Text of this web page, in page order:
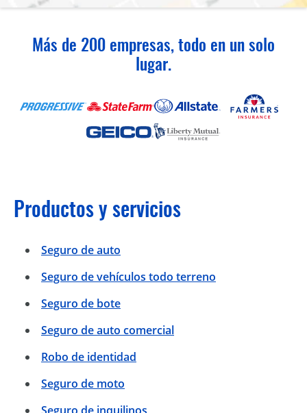
Más de 200 empresas, todo en un solo
lugar.
Productos y servicios
Seguro de auto
Seguro de vehículos todo terreno
Seguro de bote
Seguro de auto comercial
Robo de identidad
Seguro de moto